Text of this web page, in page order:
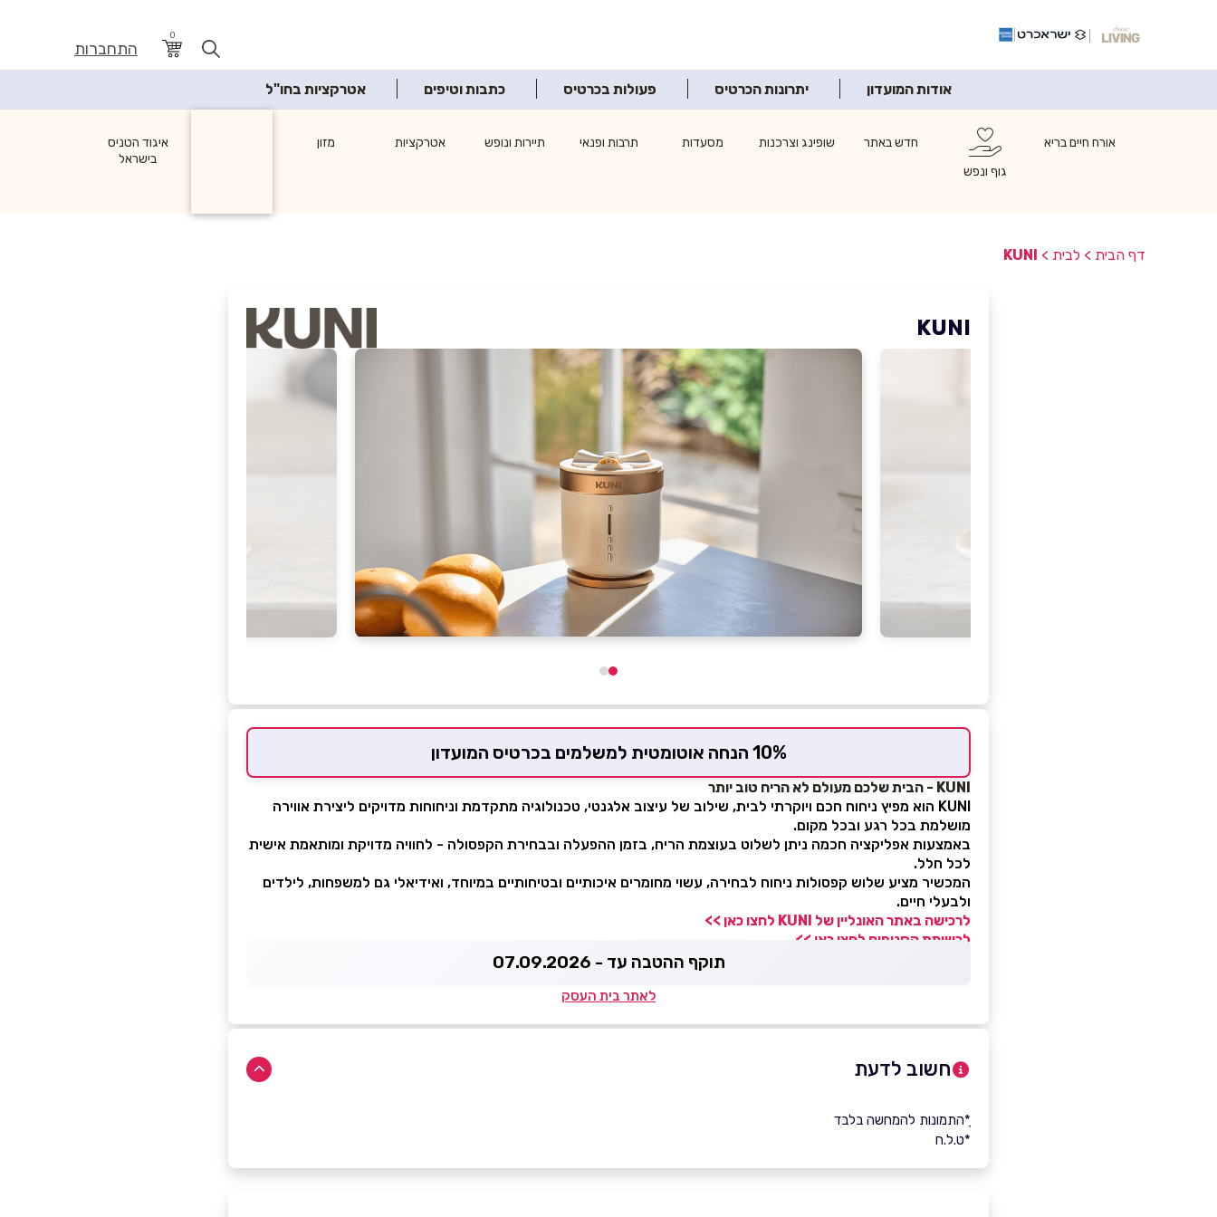
0
התחברות
אודות המועדון יתרונות הכרטיס פעולות בכרטיס כתבות וטיפים אטרקציות בחו"ל
אורח חיים בריא
גוף ונפש
חדש באתר שופינג וצרכנות מסעדות תרבות ופנאי תיירות ונופש אטרקציות
מזון
איגוד הטניס
בישראל
דף הבית > לבית >
KUNI
KUNI
10% הנחה אוטומטית למשלמים בכרטיס המועדון
KUNI - הבית שלכם מעולם לא הריח טוב יותר
KUNI הוא מפיץ ניחוח חכם ויוקרתי לבית, שילוב של עיצוב אלגנטי, טכנולוגיה מתקדמת וניחוחות מדויקים ליצירת אווירה
מושלמת בכל רגע ובכל מקום.
באמצעות אפליקציה חכמה ניתן לשלוט בעוצמת הריח, בזמן ההפעלה ובבחירת הקפסולה - לחוויה מדויקת ומותאמת אישית
לכל חלל.
המכשיר מציע שלוש קפסולות ניחוח לבחירה, עשוי מחומרים איכותיים ובטיחותיים במיוחד, ואידיאלי גם למשפחות, לילדים
ולבעלי חיים.
לרכישה באתר האונליין של KUNI לחצו כאן >>
לרשימת הסניפים לחצו כאן >>
תוקף ההטבה עד - 07.09.2026
לאתר בית העסק
חשוב לדעת
ָ*התמונות להמחשה בלבד
*ט.ל.ח